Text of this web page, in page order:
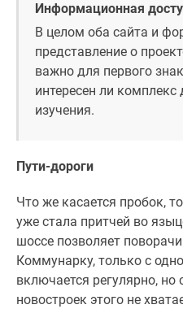
Информационная
В целом оба сайта и
представление о
важно для первого
интересен ли
изучения.
Пути-дороги
Что же касается пробок,
уже стала притчей во
шоссе позволяет
Коммунарку, только с
включается регулярно, но
новостроек этого не